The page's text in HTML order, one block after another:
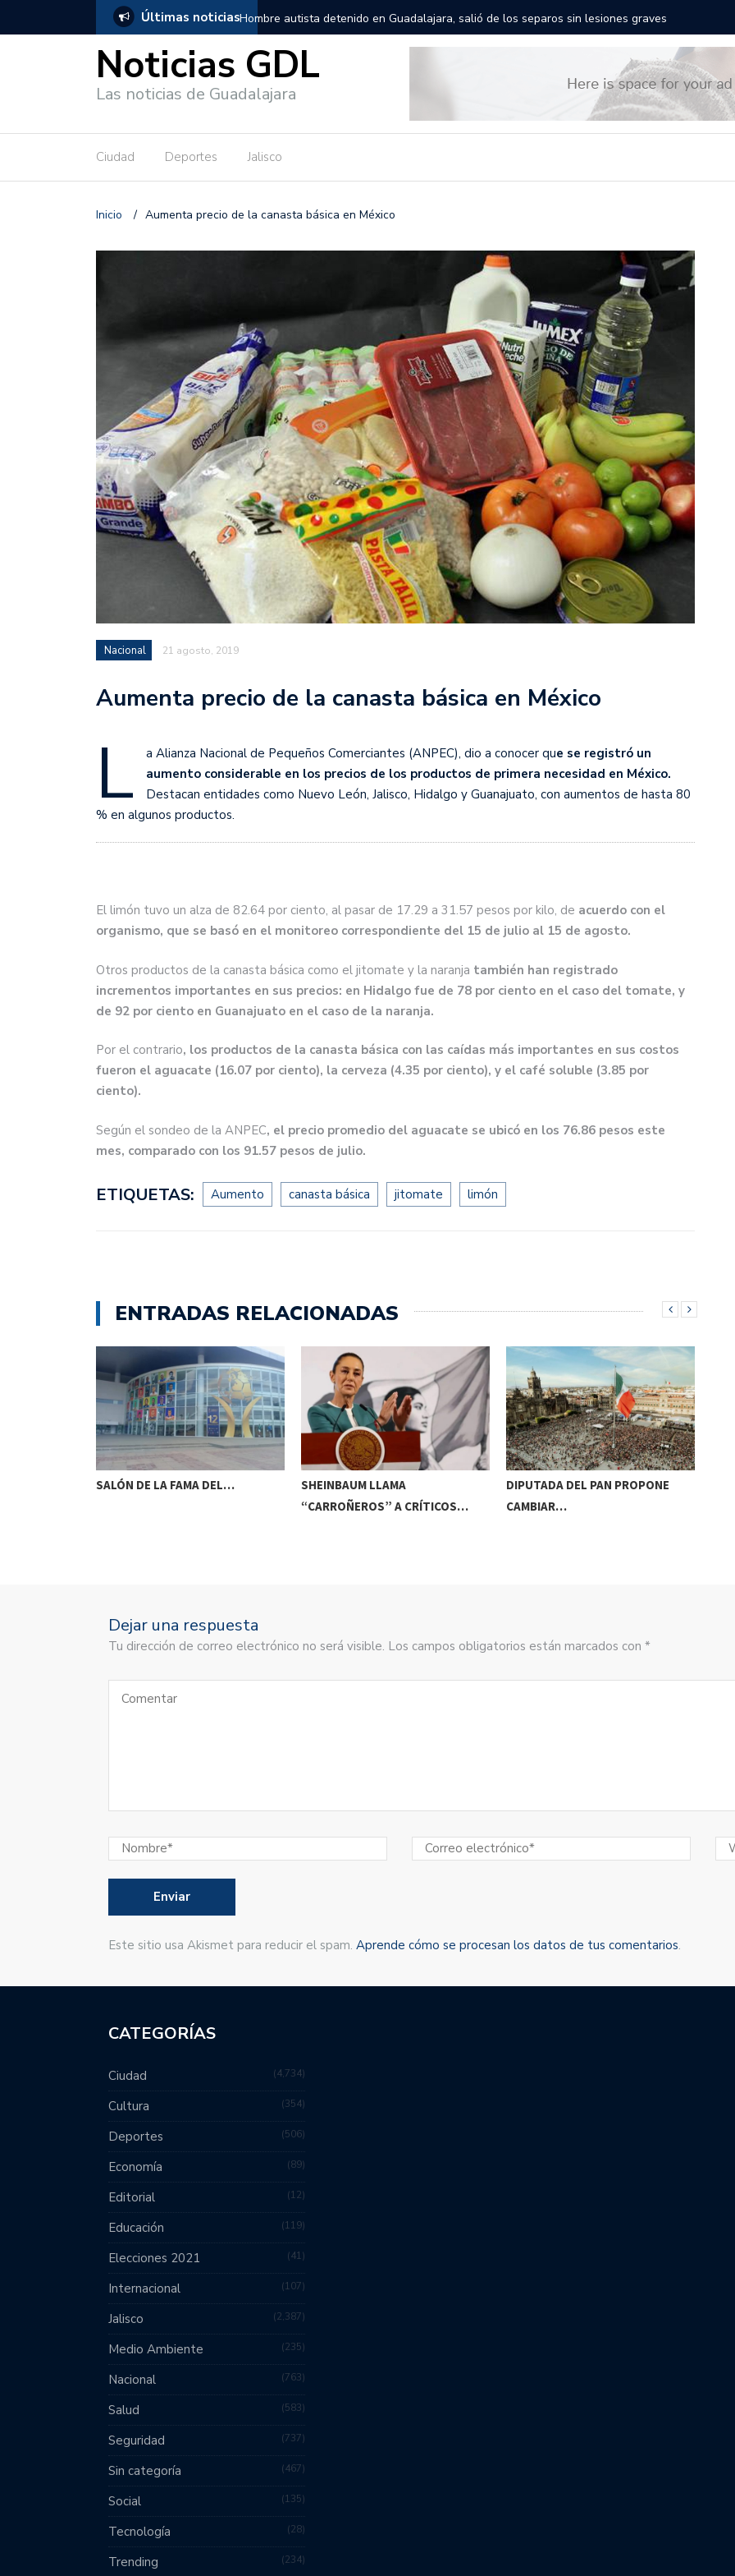
Últimas noticias
salió de los separos sin lesiones graves Títeres gigantes recorrerán las calles de Guadalajara: aparta la fecha Todo
Noticias GDL
Las noticias de Guadalajara
Ciudad Deportes Jalisco
Inicio / Aumenta precio de la canasta básica en México
Nacional 21 agosto, 2019
Aumenta precio de la canasta básica en México
L a Alianza Nacional de Pequeños Comerciantes (ANPEC), dio a conocer que se registró un
aumento considerable en los precios de los productos de primera necesidad en México.
Destacan entidades como Nuevo León, Jalisco, Hidalgo y Guanajuato, con aumentos de hasta 80
% en algunos productos.
El limón tuvo un alza de 82.64 por ciento, al pasar de 17.29 a 31.57 pesos por kilo, de acuerdo con el
organismo, que se basó en el monitoreo correspondiente del 15 de julio al 15 de agosto.
Otros productos de la canasta básica como el jitomate y la naranja también han registrado
incrementos importantes en sus precios: en Hidalgo fue de 78 por ciento en el caso del tomate, y
de 92 por ciento en Guanajuato en el caso de la naranja.
Por el contrario, los productos de la canasta básica con las caídas más importantes en sus costos
fueron el aguacate (16.07 por ciento), la cerveza (4.35 por ciento), y el café soluble (3.85 por
ciento).
Según el sondeo de la ANPEC, el precio promedio del aguacate se ubicó en los 76.86 pesos este
mes, comparado con los 91.57 pesos de julio.
ETIQUETAS: Aumento canasta básica jitomate limón
ENTRADAS RELACIONADAS
SALÓN DE LA FAMA DEL…
SHEINBAUM LLAMA
“CARROÑEROS” A CRÍTICOS…
DIPUTADA DEL PAN PROPONE
CAMBIAR…
Dejar una respuesta
Tu dirección de correo electrónico no será visible. Los campos obligatorios están marcados con *
Este sitio usa Akismet para reducir el spam. Aprende cómo se procesan los datos de tus comentarios.
CATEGORÍAS
Ciudad 4,734
Cultura 354
Deportes 506
Economía 89
Editorial 12
Educación 119
Elecciones 2021 41
Internacional 107
Jalisco 2,387
Medio Ambiente 235
Nacional 763
Salud 583
Seguridad 737
Sin categoría 467
Social 135
Tecnología 28
Trending 234